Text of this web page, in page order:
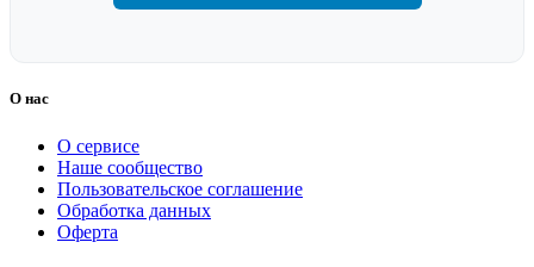
О нас
О сервисе
Наше сообщество
Пользовательское соглашение
Обработка данных
Оферта